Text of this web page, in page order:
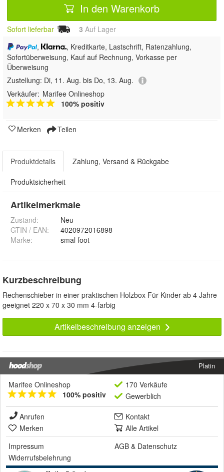
In den Warenkorb
Sofort lieferbar 3 Auf Lager
,
, Kreditkarte, Lastschrift, Ratenzahlung,
Sofortüberweisung, Kauf auf Rechnung, Vorkasse per
Überweisung
Zustellung: Di, 11. Aug. bis Do, 13. Aug.
Verkäufer: Marifee Onlineshop
100% positiv
Merken Teilen
Produktdetails Zahlung, Versand & Rückgabe
Produktsicherheit
Artikelmerkmale
Zustand:
Neu
GTIN / EAN:
4020972016898
Marke:
smal foot
Kurzbeschreibung
Rechenschieber in einer praktischen Holzbox Für Kinder ab 4 Jahre
geeignet 220 x 70 x 30 mm 4-farbig
Artikelbeschreibung anzeigen
Platin
Marifee Onlineshop
100% positiv
170 Verkäufe
Gewerblich
Anrufen
Kontakt
Merken
Alle Artikel
Impressum
AGB & Datenschutz
Widerrufsbelehrung